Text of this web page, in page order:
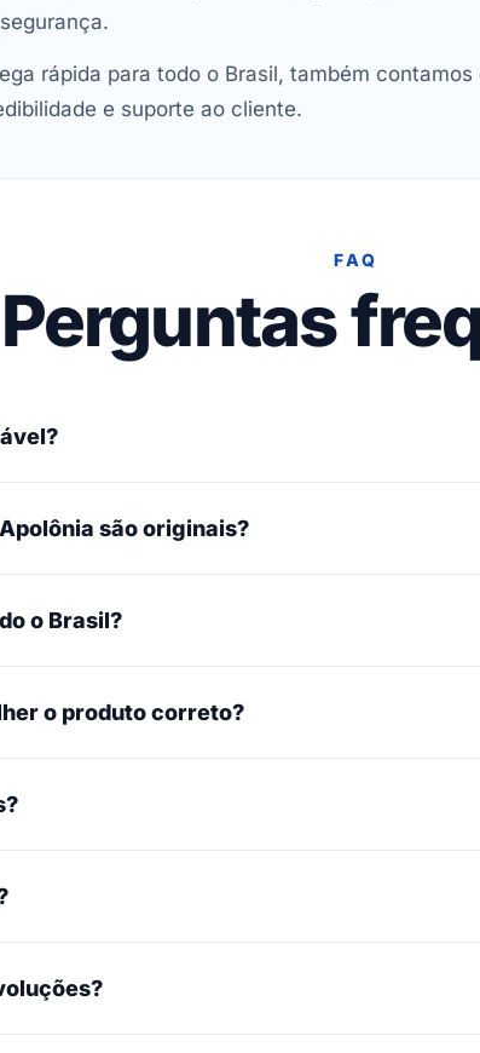
rápida para todo o Brasil, também
e suporte ao cliente.
FAQ
Perguntas
são originais?
o Brasil?
o produto correto?